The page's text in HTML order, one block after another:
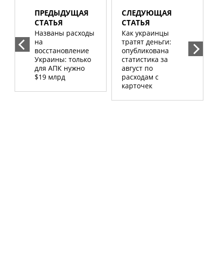
ПРЕДЫДУЩАЯ
СТАТЬЯ
Названы расходы
на
восстановление
Украины: только
для АПК нужно
$19 млрд
СЛЕДУЮЩАЯ
СТАТЬЯ
Как украинцы
тратят деньги:
опубликована
статистика за
август по
расходам с
карточек